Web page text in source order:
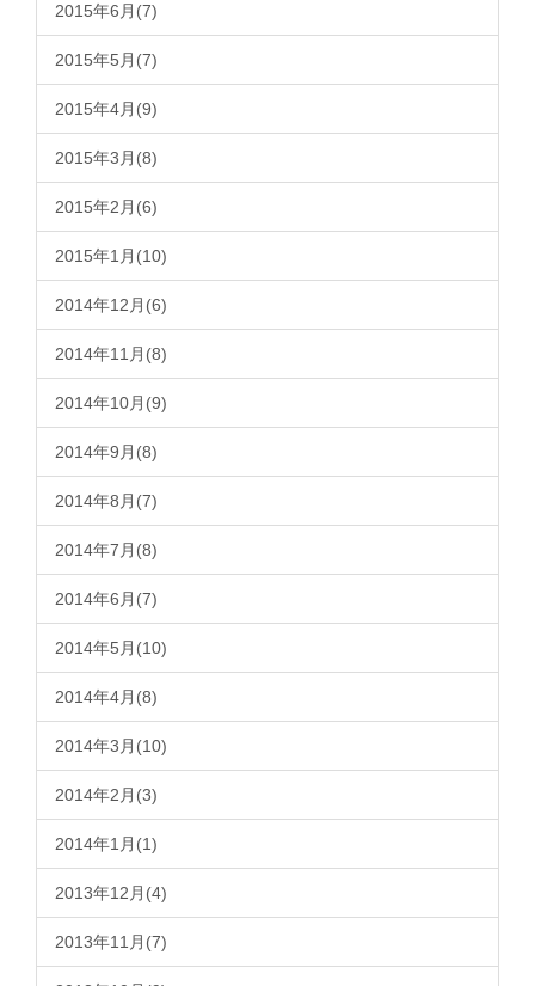
2015年6月(7)
2015年5月(7)
2015年4月(9)
2015年3月(8)
2015年2月(6)
2015年1月(10)
2014年12月(6)
2014年11月(8)
2014年10月(9)
2014年9月(8)
2014年8月(7)
2014年7月(8)
2014年6月(7)
2014年5月(10)
2014年4月(8)
2014年3月(10)
2014年2月(3)
2014年1月(1)
2013年12月(4)
2013年11月(7)